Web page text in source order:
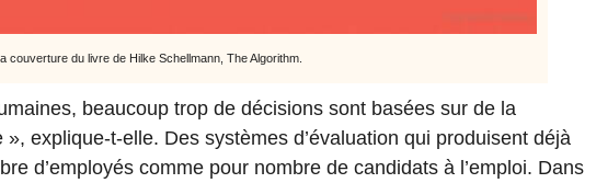
couverture du livre de Hilke Schellmann, The Algorithm.
beaucoup trop de décisions sont basées sur de la
explique-t-elle. Des systèmes d’évaluation qui produisent déjà
d’employés comme pour nombre de candidats à l’emploi. Dans